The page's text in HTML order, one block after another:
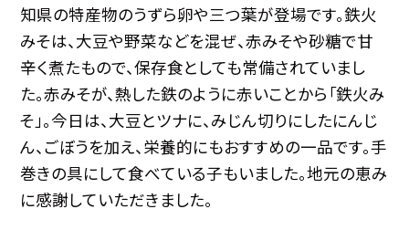
知県の特産物のうずら卵や三つ葉が登場です。鉄火
みそは、大豆や野菜などを混ぜ、赤みそや砂糖で甘
辛く煮たもので、保存食としても常備されていまし
た。赤みそが、熱した鉄のように赤いことから「鉄火み
そ」。今日は、大豆とツナに、みじん切りにしたにんじ
ん、ごぼうを加え、栄養的にもおすすめの一品です。手
巻きの具にして食べている子もいました。地元の恵み
に感謝していただきました。